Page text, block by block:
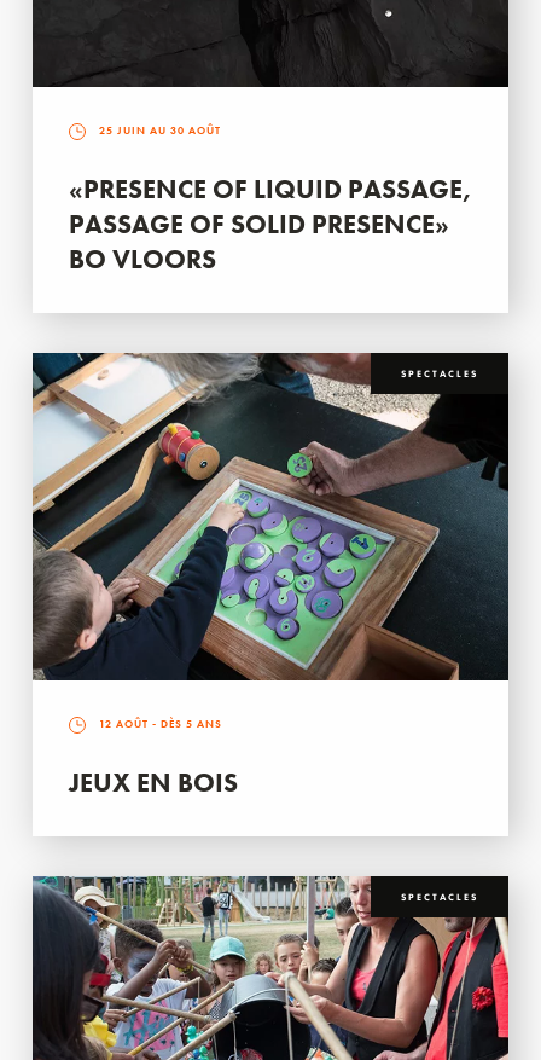
25 JUIN AU 30 AOÛT
«PRESENCE OF LIQUID PASSAGE,
PASSAGE OF SOLID PRESENCE»
BO VLOORS
SPECTACLES
12 AOÛT - DÈS 5 ANS
JEUX EN BOIS
SPECTACLES